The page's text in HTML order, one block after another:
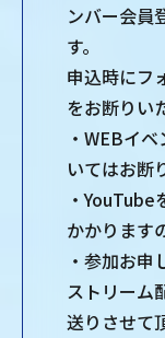
ンバー会員
す。
申込時にフ
をお断りい
・WEBイ
いてはお断
・
かかります
・参加お
ストリーム
送りさせて